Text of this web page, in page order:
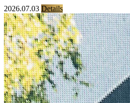
2026.07.03 Details